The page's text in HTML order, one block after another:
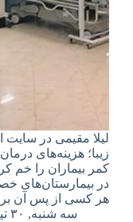
لیلا مقیمی در
زیبا؛ هزینه‌های
کمر بیماران را خم
در بیمارستان‌های
هر کسی از پس آن
سه شنبه, ۳۰ تیر ۱۴۰۵ – ۱۶:۳۰